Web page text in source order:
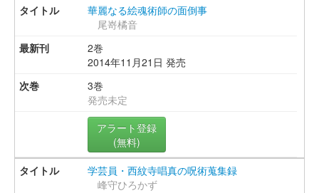
華麗なる絵魂術師の面倒事
尾嵜橘音
2巻
2014年11月21日 発売
3巻
発売未定
アラート登録
(無料)
学芸員・西紋寺唱真の呪術蒐集録
峰守ひろかず